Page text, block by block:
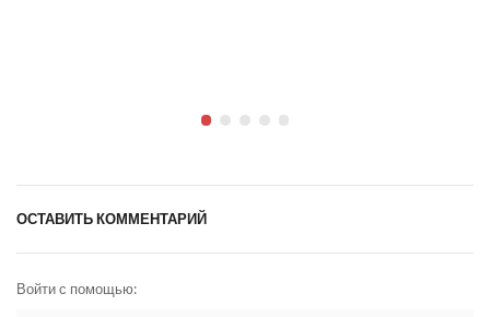
ОСТАВИТЬ КОММЕНТАРИЙ
Войти с помощью: